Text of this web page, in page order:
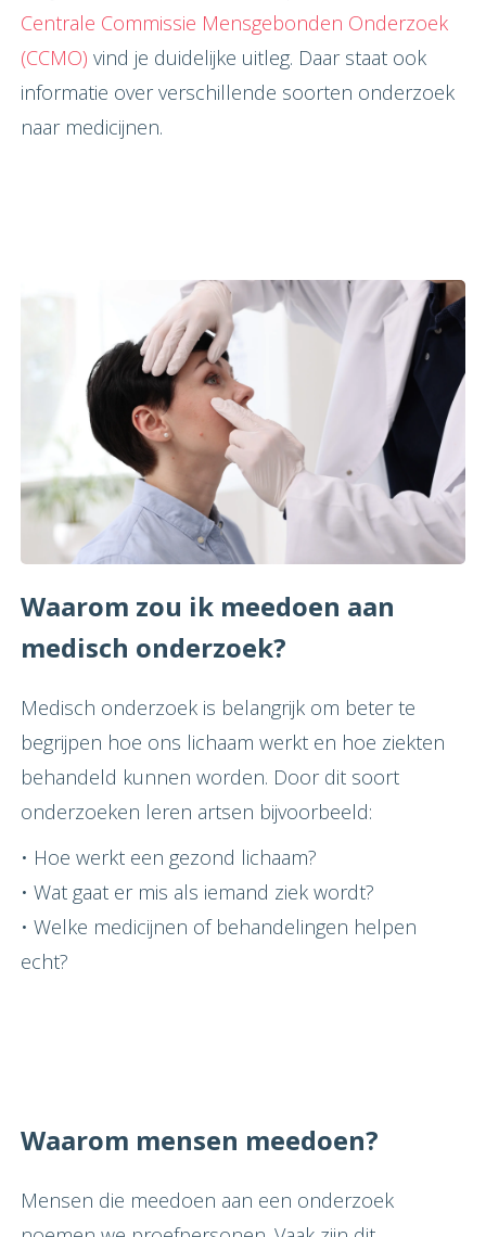
Centrale Commissie Mensgebonden Onderzoek
(CCMO) vind je duidelijke uitleg. Daar staat ook
informatie over verschillende soorten onderzoek
naar medicijnen.
Waarom zou ik meedoen aan
medisch onderzoek?
Medisch onderzoek is belangrijk om beter te
begrijpen hoe ons lichaam werkt en hoe ziekten
behandeld kunnen worden. Door dit soort
onderzoeken leren artsen bijvoorbeeld:
• Hoe werkt een gezond lichaam?
• Wat gaat er mis als iemand ziek wordt?
• Welke medicijnen of behandelingen helpen
echt?
Waarom mensen meedoen?
Mensen die meedoen aan een onderzoek